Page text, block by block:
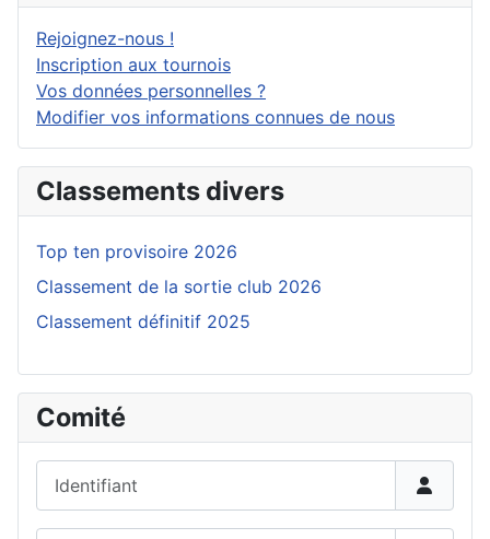
Rejoignez-nous !
Inscription aux tournois
Vos données personnelles ?
Modifier vos informations connues de nous
Classements divers
Top ten provisoire 2026
Classement de la sortie club 2026
Classement définitif 2025
Comité